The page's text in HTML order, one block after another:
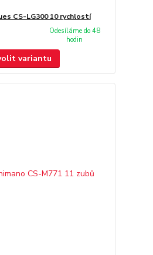
CS-LG300 10 rychlostí
Odesíláme do 48
hodin
variantu